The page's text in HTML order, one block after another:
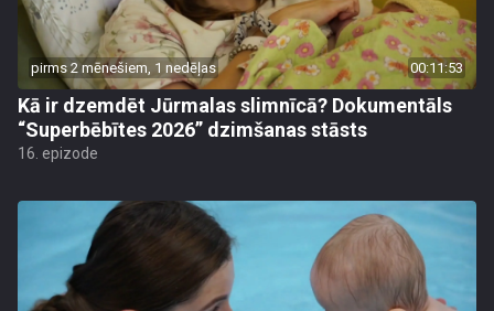
pirms 2 mēnešiem, 1 nedēļas 00:11:53
Kā ir dzemdēt Jūrmalas slimnīcā? Dokumentāls
“Superbēbītes 2026” dzimšanas stāsts
16. epizode